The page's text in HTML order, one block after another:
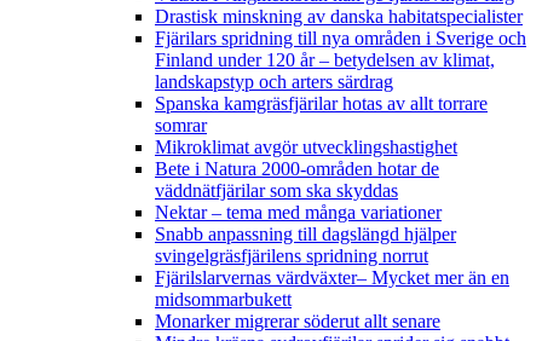
Drastisk minskning av danska habitatspecialister
Fjärilars spridning till nya områden i Sverige och
Finland under 120 år– betydelsen av klimat,
landskapstyp och arters särdrag
Spanska kamgräsfjärilar hotas av allt torrare
somrar
Mikroklimat avgör utvecklingshastighet
Bete i Natura 2000-områden hotar de
väddnätfjärilar som ska skyddas
Nektar – tema med många variationer
Snabb anpassning till dagslängd hjälper
svingelgräsfjärilens spridning norrut
Fjärilslarvernas värdväxter– Mycket mer än en
midsommarbukett
Monarker migrerar söderut allt senare